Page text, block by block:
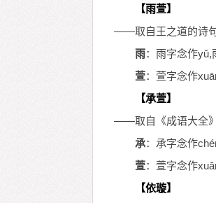
【雨萱】
——取自王之道的诗
雨：雨字念作yǔ,
萱：萱字念作
【承萱】
——取自《成语大全
承：承字念作
萱：萱字念作
【依璇】